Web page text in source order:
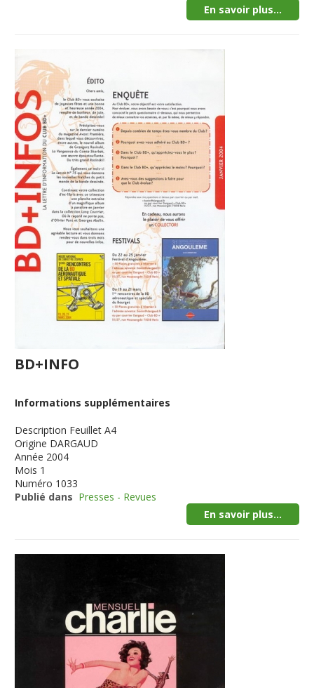
En savoir plus...
BD+INFO
Informations supplémentaires
Description Feuillet A4
Origine DARGAUD
Année 2004
Mois 1
Numéro 1033
Publié dans Presses - Revues
En savoir plus...